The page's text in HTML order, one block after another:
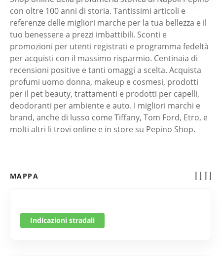
con oltre 100 anni di storia. Tantissimi articoli e
referenze delle migliori marche per la tua bellezza e il
tuo benessere a prezzi imbattibili. Sconti e
promozioni per utenti registrati e programma fedeltà
per acquisti con il massimo risparmio. Centinaia di
recensioni positive e tanti omaggi a scelta. Acquista
profumi uomo donna, makeup e cosmesi, prodotti
per il pet beauty, trattamenti e prodotti per capelli,
deodoranti per ambiente e auto. I migliori marchi e
brand, anche di lusso come Tiffany, Tom Ford, Etro, e
molti altri li trovi online e in store su Pepino Shop.
MAPPA
Indicazioni stradali